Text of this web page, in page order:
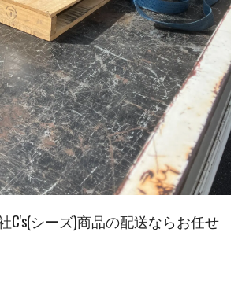
C's(シーズ)商品の配送ならお任せ